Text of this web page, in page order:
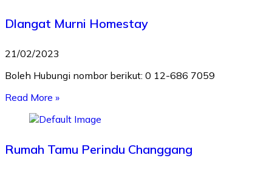
Dlangat Murni Homestay
21/02/2023
Boleh Hubungi nombor berikut: 0 12-686 7059
Read More »
Rumah Tamu Perindu Changgang